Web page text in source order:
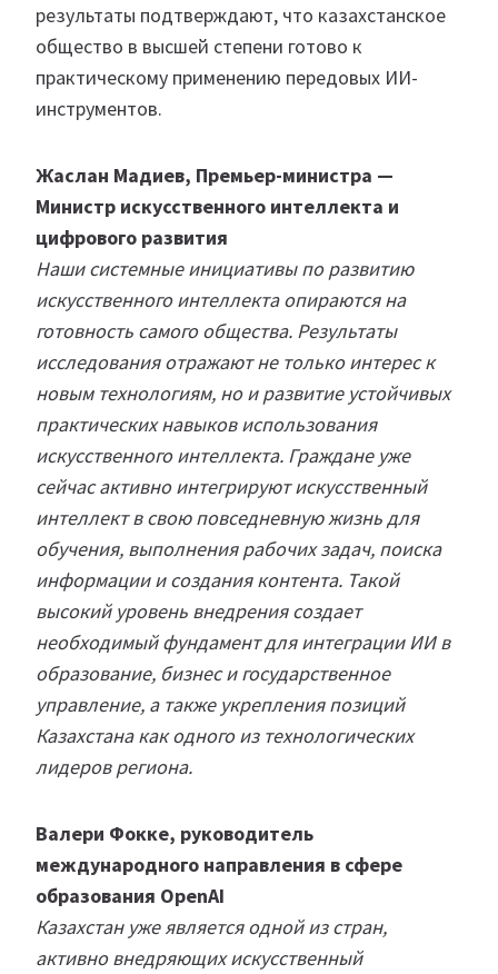
результаты подтверждают, что казахстанское
общество в высшей степени готово к
практическому применению передовых ИИ-
инструментов.
Жаслан Мадиев, Премьер-министра —
Министр искусственного интеллекта и
цифрового развития
Наши системные инициативы по развитию
искусственного интеллекта опираются на
готовность самого общества. Результаты
исследования отражают не только интерес к
новым технологиям, но и развитие устойчивых
практических навыков использования
искусственного интеллекта. Граждане уже
сейчас активно интегрируют искусственный
интеллект в свою повседневную жизнь для
обучения, выполнения рабочих задач, поиска
информации и создания контента. Такой
высокий уровень внедрения создает
необходимый фундамент для интеграции ИИ в
образование, бизнес и государственное
управление, а также укрепления позиций
Казахстана как одного из технологических
лидеров региона.
Валери Фокке, руководитель
международного направления в сфере
образования OpenAI
Казахстан уже является одной из стран,
активно внедряющих искусственный